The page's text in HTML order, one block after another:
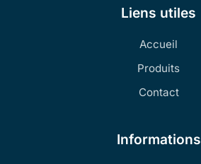
Liens utiles
Accueil
Produits
Contact
Informations